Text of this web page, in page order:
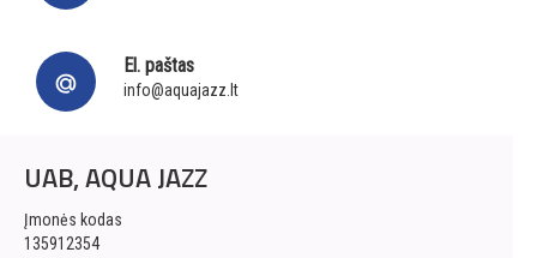
El. paštas
info@aquajazz.lt
UAB, AQUA JAZZ
Įmonės kodas
135912354